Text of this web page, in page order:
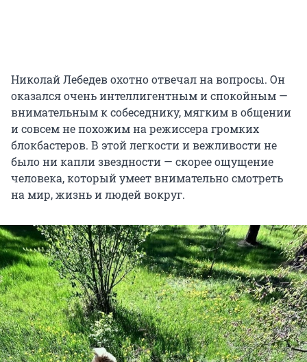
Николай Лебедев охотно отвечал на вопросы. Он
оказался очень интеллигентным и спокойным —
внимательным к собеседнику, мягким в общении
и совсем не похожим на режиссера громких
блокбастеров. В этой легкости и вежливости не
было ни капли звездности — скорее ощущение
человека, который умеет внимательно смотреть
на мир, жизнь и людей вокруг.